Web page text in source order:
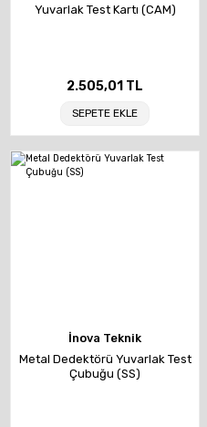
Yuvarlak Test Kartı (CAM)
2.505,01 TL
SEPETE EKLE
İnova Teknik
Metal Dedektörü Yuvarlak Test
Çubuğu (SS)